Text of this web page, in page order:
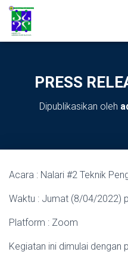
PRESS
Dipublikasikan oleh
Acara : Nalari #2 Teknik
Waktu : Jumat (8/04/2022)
Platform : Zoom
Kegiatan ini dimulai dengan